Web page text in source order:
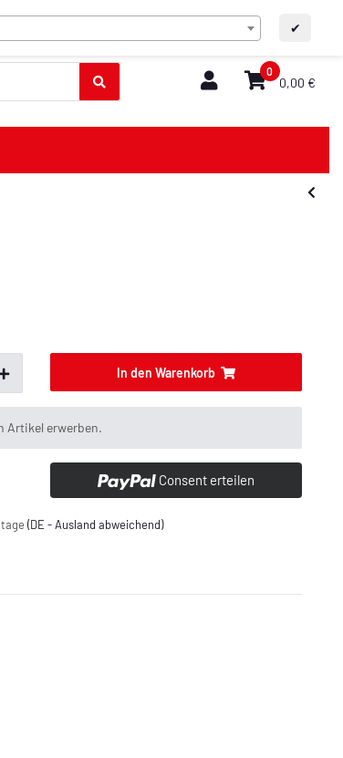
✔
DE FAQ/Kontakt
0
0,00 €
In den Warenkorb
Artikel erwerben.
Consent erteilen
(DE - Ausland abweichend)